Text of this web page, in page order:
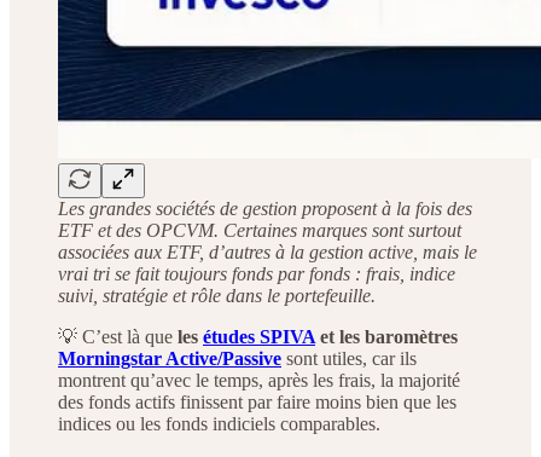
Les grandes sociétés de gestion proposent à la fois des
ETF et des OPCVM. Certaines marques sont surtout
associées aux ETF, d’autres à la gestion active, mais le
vrai tri se fait toujours fonds par fonds : frais, indice
suivi, stratégie et rôle dans le portefeuille.
💡 C’est là que les études SPIVAet les baromètres
Morningstar Active/Passive sont utiles, car ils
montrent qu’avec le temps, après les frais, la majorité
des fonds actifs finissent par faire moins bien que les
indices ou les fonds indiciels comparables.